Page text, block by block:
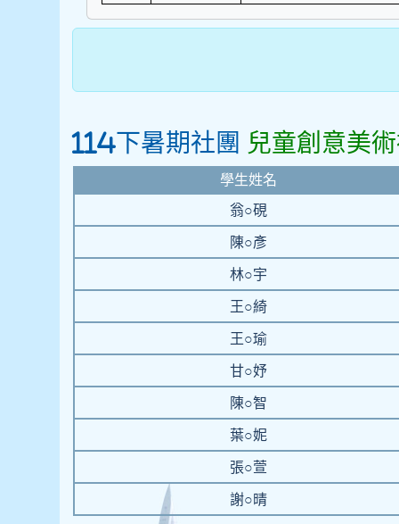
114下暑期社團 兒童創意美
學生姓名
翁○硯
陳○彥
林○宇
王○綺
王○瑜
甘○妤
陳○智
葉○妮
張○萱
謝○晴